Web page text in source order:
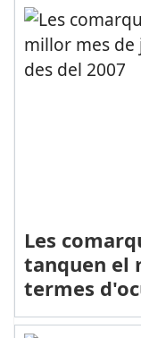
Les
tanquen el
termes